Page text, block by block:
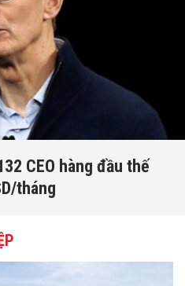
CEO hàng đầu thế
tháng